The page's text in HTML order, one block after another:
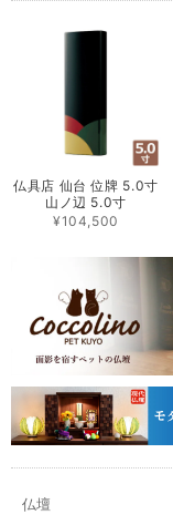
仏具店 仙台 位牌 5.0寸
山ノ辺 5.0寸
¥104,500
仏壇